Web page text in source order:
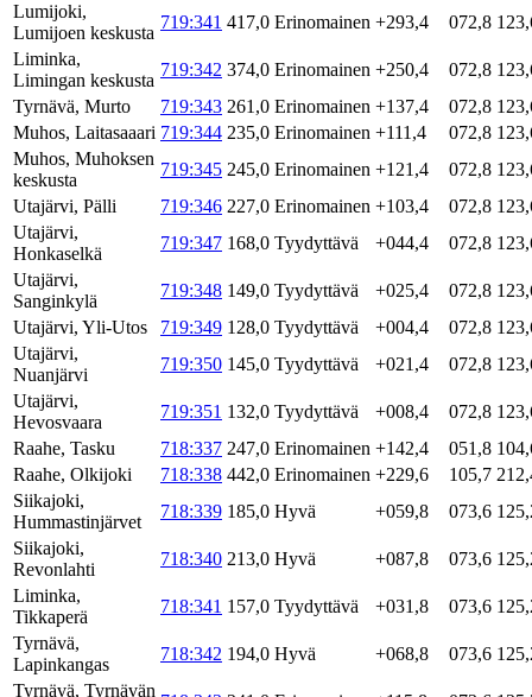
Lumijoki,
Lumijoen keskusta
719:341 417,0 Erinomainen +293,4 072,8
Liminka,
Limingan keskusta
719:342 374,0 Erinomainen +250,4 072,8
Tyrnävä, Murto
719:343 261,0 Erinomainen +137,4 072,8
Muhos, Laitasaaari 719:344 235,0 Erinomainen +111,4 072,8
Muhos, Muhoksen
keskusta
719:345 245,0 Erinomainen +121,4 072,8
Utajärvi, Pälli
719:346 227,0 Erinomainen +103,4 072,8
Utajärvi,
Honkaselkä
719:347 168,0 Tyydyttävä +044,4 072,8
Utajärvi,
Sanginkylä
719:348 149,0 Tyydyttävä +025,4 072,8
Utajärvi, Yli-Utos
719:349 128,0 Tyydyttävä +004,4 072,8
Utajärvi,
Nuanjärvi
719:350 145,0 Tyydyttävä +021,4 072,8
Utajärvi,
Hevosvaara
719:351 132,0 Tyydyttävä +008,4 072,8
Raahe, Tasku
718:337 247,0 Erinomainen +142,4 051,8
Raahe, Olkijoki
718:338 442,0 Erinomainen +229,6 105,7
Siikajoki,
Hummastinjärvet
718:339 185,0 Hyvä +059,8 073,6
Siikajoki,
Revonlahti
718:340 213,0 Hyvä +087,8 073,6
Liminka,
Tikkaperä
718:341 157,0 Tyydyttävä +031,8 073,6
Tyrnävä,
Lapinkangas
718:342 194,0 Hyvä +068,8 073,6
Tyrnävä, Tyrnävän